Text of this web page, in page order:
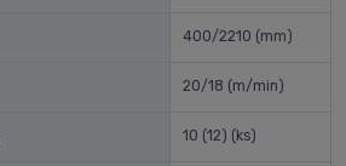
400/2210 (mm)
20/18 (m/min)
10 (12) (ks)